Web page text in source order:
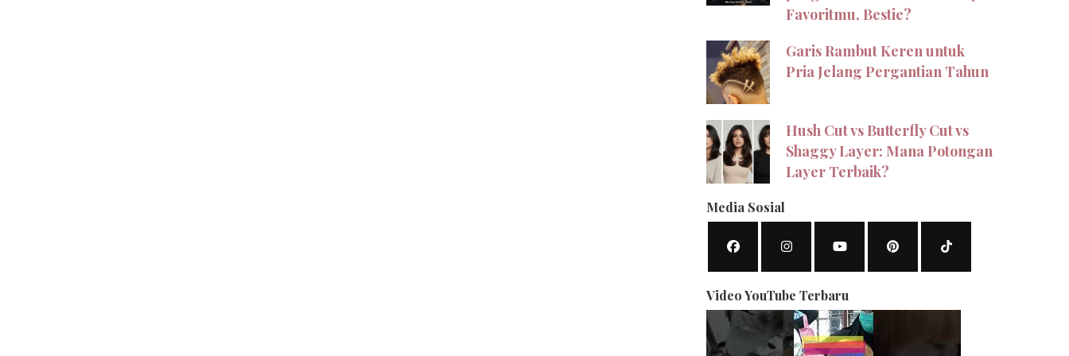
Favoritmu, Bestie?
Garis Rambut Keren untuk
Pria Jelang Pergantian Tahun
Hush Cut vs Butterfly Cut vs
Shaggy Layer: Mana Potongan
Layer Terbaik?
Media Sosial
Video YouTube Terbaru